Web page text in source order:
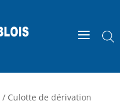
a
/ Culotte de dérivation